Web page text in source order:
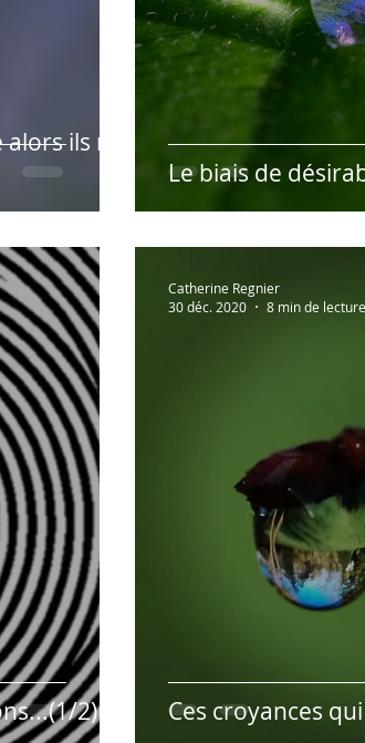
ils ne
Le biais de
2) Ces croyances
Catherine Regnier
30 déc. 2020
8 min de lecture